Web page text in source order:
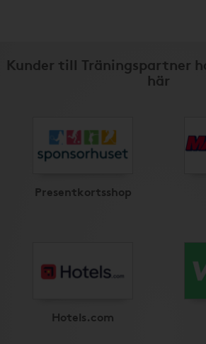
Kunder till Träningspartner
här
Presentkortsshop
Hotels.com